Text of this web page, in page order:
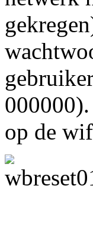
op de